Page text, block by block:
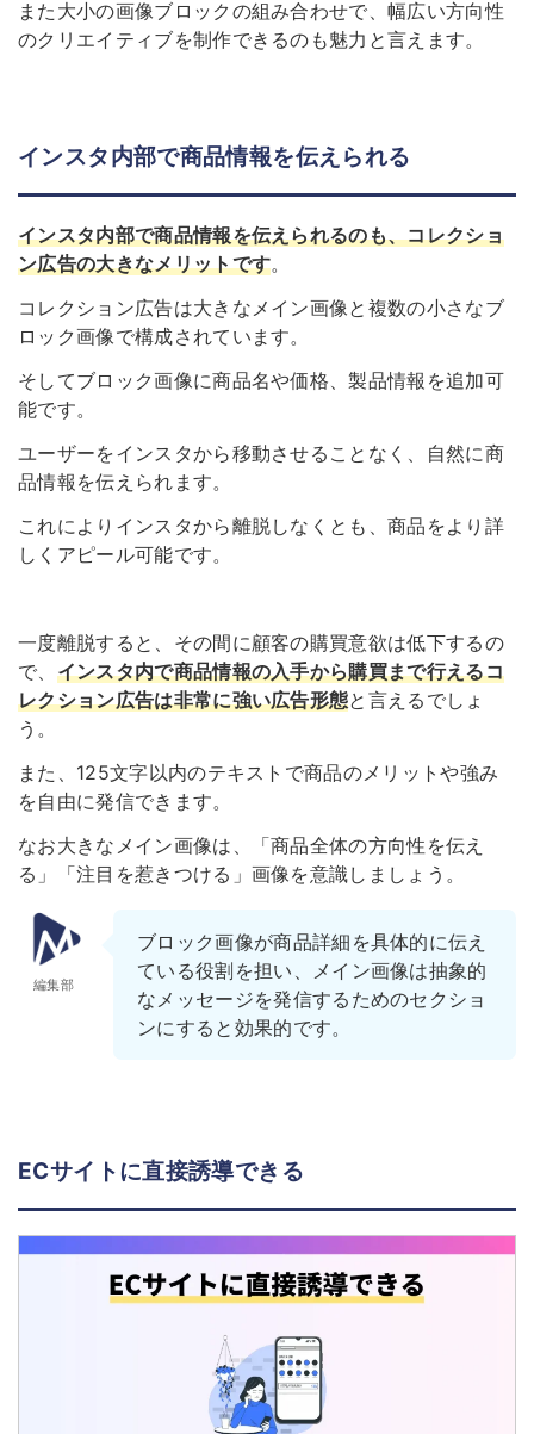
また大小の画像ブロックの組み合わせで、幅広い方向性
のクリエイティブを制作できるのも魅力と言えます。
インスタ内部で商品情報を伝えられる
インスタ内部で商品情報を伝えられるのも、コレクショ
ン広告の大きなメリットです。
コレクション広告は大きなメイン画像と複数の小さなブ
ロック画像で構成されています。
そしてブロック画像に商品名や価格、製品情報を追加可
能です。
ユーザーをインスタから移動させることなく、自然に商
品情報を伝えられます。
これによりインスタから離脱しなくとも、商品をより詳
しくアピール可能です。
一度離脱すると、その間に顧客の購買意欲は低下するの
で、 インスタ内で商品情報の入手から購買まで行えるコ
レクション広告は非常に強い広告形態と言えるでしょ
う。
また、125文字以内のテキストで商品のメリットや強み
を自由に発信できます。
なお大きなメイン画像は、「商品全体の方向性を伝え
る」「注目を惹きつける」画像を意識しましょう。
編集部
ブロック画像が商品詳細を具体的に伝え
ている役割を担い、メイン画像は抽象的
なメッセージを発信するためのセクショ
ンにすると効果的です。
ECサイトに直接誘導できる